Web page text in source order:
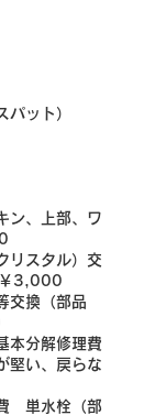
パット）
ン、上部、ワ
リスタル）交
3,000
交換（部品
本分解修理費
堅い、戻らな
単水栓（部